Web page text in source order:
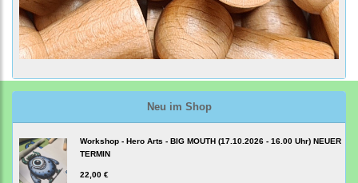
Neu im Shop
Workshop - Hero Arts - BIG MOUTH (17.10.2026 - 16.00 Uhr) NEUER
TERMIN
22,00 €